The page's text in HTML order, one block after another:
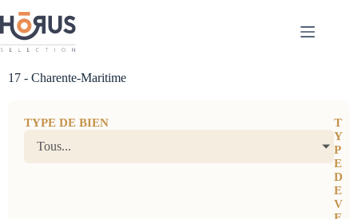
17 - Charente-Maritime
TYPE DE BIEN
Tous...
T
Y
P
E
D
E
V